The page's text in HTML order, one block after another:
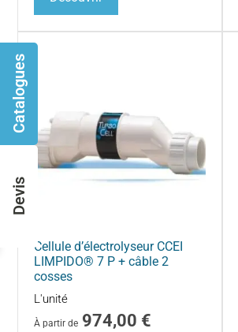
Catalogues
Devis
Cellule d’électrolyseur CCEI
LIMPIDO® 7 P + câble 2
cosses
L'unité
À partir de 974,00 €